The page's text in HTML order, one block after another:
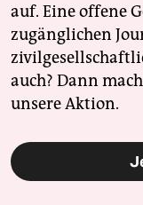
auf. Eine offene
zugänglichen
auch? Dann
unsere Aktion.